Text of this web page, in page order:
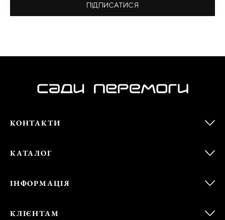
ПІДПИСАТИСЯ
КОНТАКТИ
КАТАЛОГ
ІНФОРМАЦІЯ
КЛІЄНТАМ